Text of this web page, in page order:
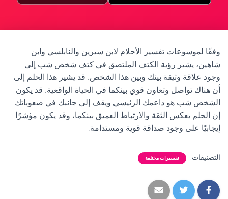
وفقًا لموسوعات تفسير الأحلام لابن سيرين والنابلسي وابن
شاهين، يشير رؤية الكتف الملتصق في كتف شخص شب إلى
وجود علاقة وثيقة بينك وبين هذا الشخص. قد يشير هذا الحلم إلى
أن هناك تواصل وتعاون قوي بينكما في الحياة الواقعية. قد يكون
الشخص شب هو داعمك الرئيسي ويقف إلى جانبك في صعوباتك.
إن الحلم يعكس الثقة والارتباط العميق بينكما، وقد يكون مؤشرًا
إيجابيًا على وجود صداقة قوية ومستدامة.
التصنيفات: تفسيرات مختلفة